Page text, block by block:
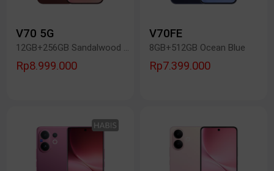
V70 5G
Rp8.999.000
V70FE
8GB+512GB Ocean Blue
Rp7.399.000